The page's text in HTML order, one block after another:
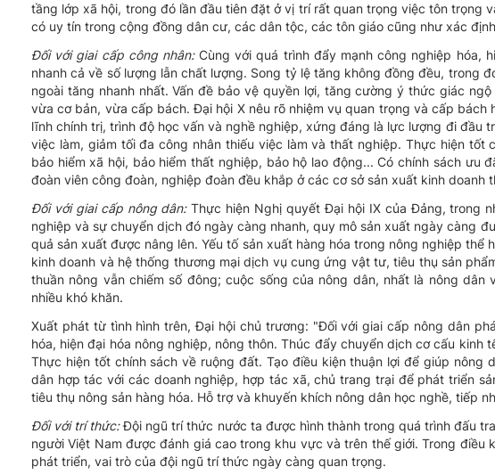
tầng lớp xã hội, trong đó lần đầu tiên đặt ở vị trí rất quan trọng việc tôn trọng
có uy tín trong cộng đồng dân cư, các dân tộc, các tôn giáo cũng như xác
Đối với giai cấp công nhân:Cùng với quá trình đẩy mạnh công nghiệp hóa,
nhanh cả về số lượng lẫn chất lượng. Song tỷ lệ tăng không đồng đều, trong
ngoài tăng nhanh nhất. Vấn đề bảo vệ quyền lợi, tăng cường ý thức giác
vừa cơ bản, vừa cấp bách. Đại hội X nêu rõ nhiệm vụ quan trọng và cấp
lĩnh chính trị, trình độ học vấn và nghề nghiệp, xứng đáng là lực lượng đi đầu
việc làm, giảm tối đa công nhân thiếu việc làm và thất nghiệp. Thực hiện
bảo hiểm xã hội, bảo hiểm thất nghiệp, bảo hộ lao động... Có chính sách
đoàn viên công đoàn, nghiệp đoàn đều khắp ở các cơ sở sản xuất kinh doanh
Đối với giai cấp nông dân:Thực hiện Nghị quyết Đại hội IX của Đảng, trong
nghiệp và sự chuyển dịch đó ngày càng nhanh, quy mô sản xuất ngày càng
quả sản xuất được nâng lên. Yếu tố sản xuất hàng hóa trong nông nghiệp
kinh doanh và hệ thống thương mại dịch vụ cung ứng vật tư, tiêu thụ sản
thuần nông vẫn chiếm số đông; cuộc sống của nông dân, nhất là nông
nhiều khó khăn.
Xuất phát từ tình hình trên, Đại hội chủ trương: "Đối với giai cấp nông dân
hóa, hiện đại hóa nông nghiệp, nông thôn. Thúc đẩy chuyển dịch cơ cấu
Thực hiện tốt chính sách về ruộng đất. Tạo điều kiện thuận lợi để giúp nông
dân hợp tác với các doanh nghiệp, hợp tác xã, chủ trang trại để phát triển
tiêu thụ nông sản hàng hóa. Hỗ trợ và khuyến khích nông dân học nghề, tiếp
Đối với trí thức:Đội ngũ trí thức nước ta được hình thành trong quá trình đấu
người Việt Nam được đánh giá cao trong khu vực và trên thế giới. Trong
phát triển, vai trò của đội ngũ trí thức ngày càng quan trọng.